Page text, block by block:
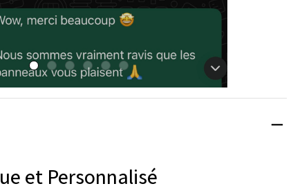
et Personnalisé